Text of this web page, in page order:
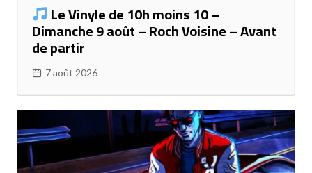
Le Vinyle de 10h moins 10 –
Dimanche 9 août – Roch Voisine – Avant
de partir
7 août 2026